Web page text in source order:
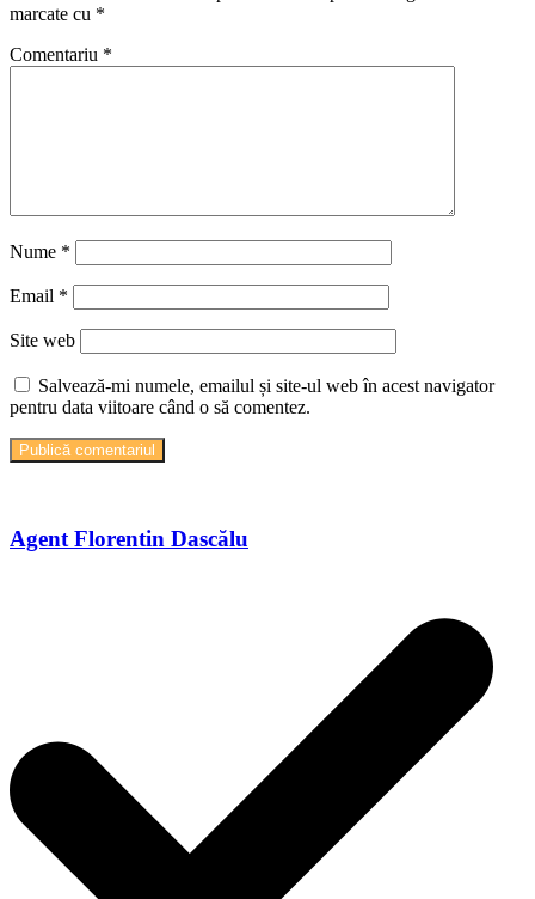
marcate cu *
Comentariu *
Nume *
Email *
Site web
Salvează-mi numele, emailul și site-ul web în acest navigator
pentru data viitoare când o să comentez.
Agent Florentin Dascălu